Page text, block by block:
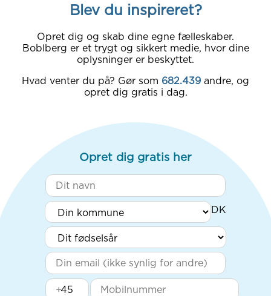
Blev du inspireret?
Opret dig og skab dine egne fælleskaber.
Boblberg er et trygt og sikkert medie, hvor dine
oplysninger er beskyttet.
Hvad venter du på? Gør som 682.439 andre, og
opret dig gratis i dag.
Opret dig gratis her
+